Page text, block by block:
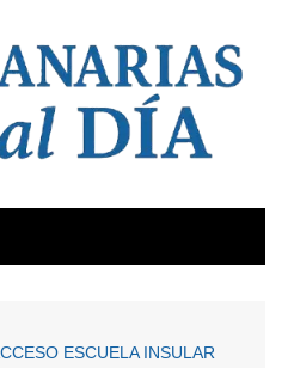
ESCUELA INSULAR